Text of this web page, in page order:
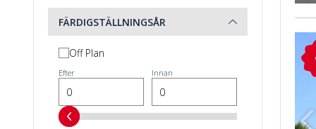
48 Månader (5)
60 Månader(3)
FÄRDIGSTÄLLNINGSÅR
Off Plan
Efter Innan
Tvillingvillor Med Gemensam Pool I Antalya Kadriye 2